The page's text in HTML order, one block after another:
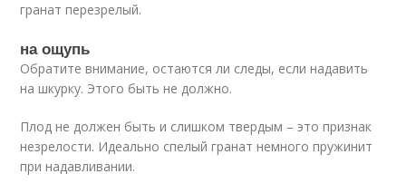
гранат перезрелый.
на ощупь
Обратите внимание, остаются ли следы, если надавить
на шкурку. Этого быть не должно.
Плод не должен быть и слишком твердым – это признак
незрелости. Идеально спелый гранат немного пружинит
при надавливании.